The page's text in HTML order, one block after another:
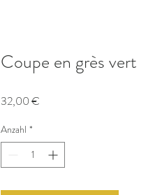
Coupe en grès vert
32,00 €
Anzahl *